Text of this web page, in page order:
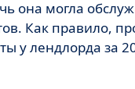
она могла
Как правило,
у лендлорда за